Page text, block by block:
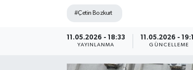
#Çetin Bozkurt
11.05.2026 - 18:33
YAYINLANMA
11.05.2026 -
GÜNCELLEME
Tüm Manşetler
Son Dakika Haberleri
Haber Arşivi